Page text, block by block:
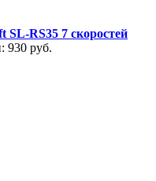
RS35 7 скоростей
930 руб.